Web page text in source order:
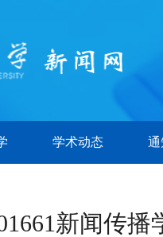
学术动态 通
新闻传